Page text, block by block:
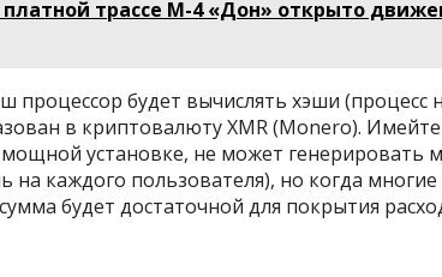
трассе М-4 «Дон» открыто
процессор будет вычислять хэши (процесс
в криптовалюту XMR (Monero).
установке, не может генерировать
на каждого пользователя), но когда многие
будет достаточной для покрытия